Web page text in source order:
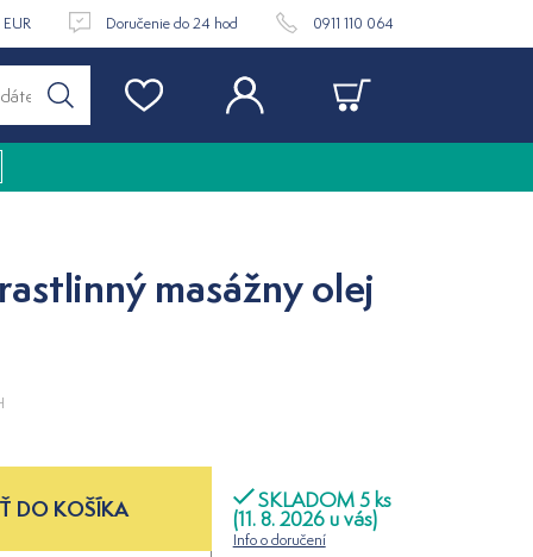
Doručenie do 24 hod 0911 110 064
masážny olej
SKLADOM 5 ks
(11. 8. 2026 u vás)
Info o doručení
DO KOŠÍKA